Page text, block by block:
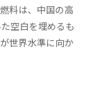
料は、中国の高
空白を埋めるも
世界水準に向か